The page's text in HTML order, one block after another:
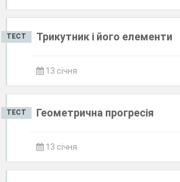
ТЕСТ Трикутник і його елементи
13 січня
ТЕСТ Геометрична прогресія
13 січня